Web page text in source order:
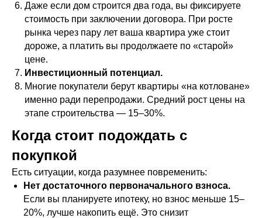
Даже если дом строится два года, вы фиксируете
стоимость при заключении договора. При росте
рынка через пару лет ваша квартира уже стоит
дороже, а платить вы продолжаете по «старой»
цене.
Инвестиционный потенциал.
Многие покупатели берут квартиры «на котловане»
именно ради перепродажи. Средний рост цены на
этапе строительства — 15–30%.
Когда стоит подождать с
покупкой
Есть ситуации, когда разумнее повременить:
Нет достаточного первоначального взноса.
Если вы планируете ипотеку, но взнос меньше 15–
20%, лучше накопить ещё. Это снизит